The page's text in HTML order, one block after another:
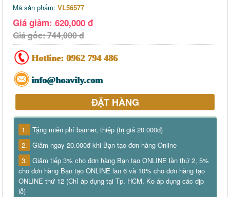
Mã sản phẩm: VL56577
Giá giảm: 620,000 đ
Giá gốc: 744,000 đ
Hotline: 0962 794 486
info@hoavily.com
ĐẶT HÀNG
1. Tặng miễn phí banner, thiệp (trị giá 20.000đ)
2. Giảm ngay 20.000đ khi Bạn tạo đơn hàng Online
3. Giảm tiếp 3% cho đơn hàng Bạn tạo ONLINE lần thứ 2, 5%
cho đơn hàng Bạn tạo ONLINE lần 6 và 10% cho đơn hàng tạo
ONLINE thứ 12 (Chỉ áp dụng tại Tp. HCM, Ko áp dụng các dịp
lễ)